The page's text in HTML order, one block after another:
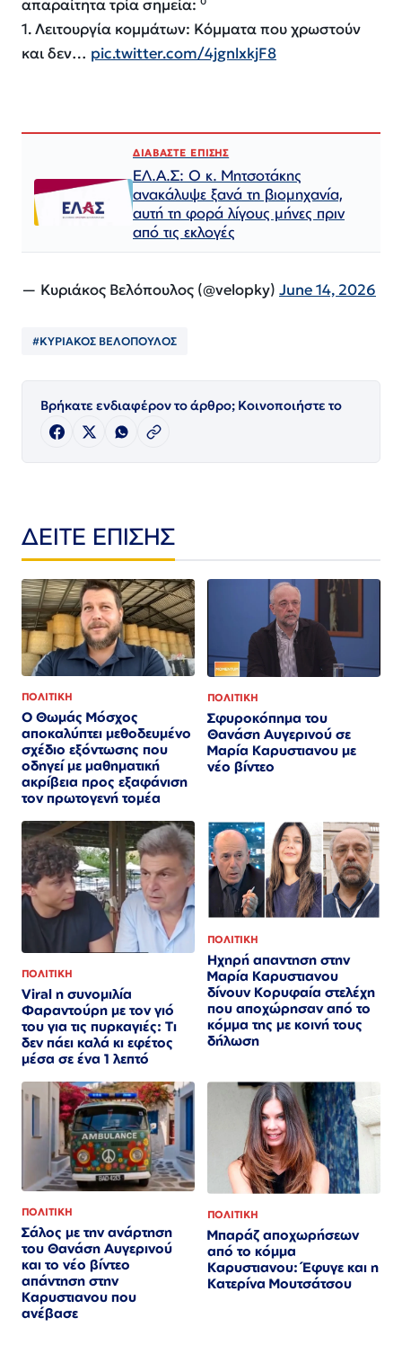
απαραίτητα τρία σημεία: ⁰
1. Λειτουργία κομμάτων: Κόμματα που χρωστούν
και δεν… pic.twitter.com/4jgnlxkjF8
ΔΙΑΒΑΣΤΕ ΕΠΙΣΗΣ
ΕΛ.Α.Σ: Ο κ. Μητσοτάκης
ανακάλυψε ξανά τη βιομηχανία,
αυτή τη φορά λίγους μήνες πριν
από τις εκλογές
— Κυριάκος Βελόπουλος (@velopky) June 14, 2026
#ΚΥΡΙΑΚΟΣ ΒΕΛΟΠΟΥΛΟΣ
Βρήκατε ενδιαφέρον το άρθρο; Κοινοποιήστε το
ΔΕΙΤΕ ΕΠΙΣΗΣ
ΠΟΛΙΤΙΚΗ
Ο Θωμάς Μόσχος
αποκαλύπτει μεθοδευμένο
σχέδιο εξόντωσης που
οδηγεί με μαθηματική
ακρίβεια προς εξαφάνιση
τον πρωτογενή τομέα
ΠΟΛΙΤΙΚΗ
Σφυροκόπημα του
Θανάση Αυγερινού σε
Μαρία Καρυστιανου με
νέο βίντεο
ΠΟΛΙΤΙΚΗ
Viral η συνομιλία
Φαραντούρη με τον γιό
του για τις πυρκαγιές: Τι
δεν πάει καλά κι εφέτος
μέσα σε ένα 1 λεπτό
ΠΟΛΙΤΙΚΗ
Ηχηρή απαντηση στην
Μαρία Καρυστιανου
δίνουν Κορυφαία στελέχη
που αποχώρησαν από το
κόμμα της με κοινή τους
δήλωση
ΠΟΛΙΤΙΚΗ
Σάλος με την ανάρτηση
του Θανάση Αυγερινού
και το νέο βίντεο
απάντηση στην
Καρυστιανου που
ανέβασε
ΠΟΛΙΤΙΚΗ
Μπαράζ αποχωρήσεων
από το κόμμα
Καρυστιανου: Έφυγε και η
Κατερίνα Μουτσάτσου